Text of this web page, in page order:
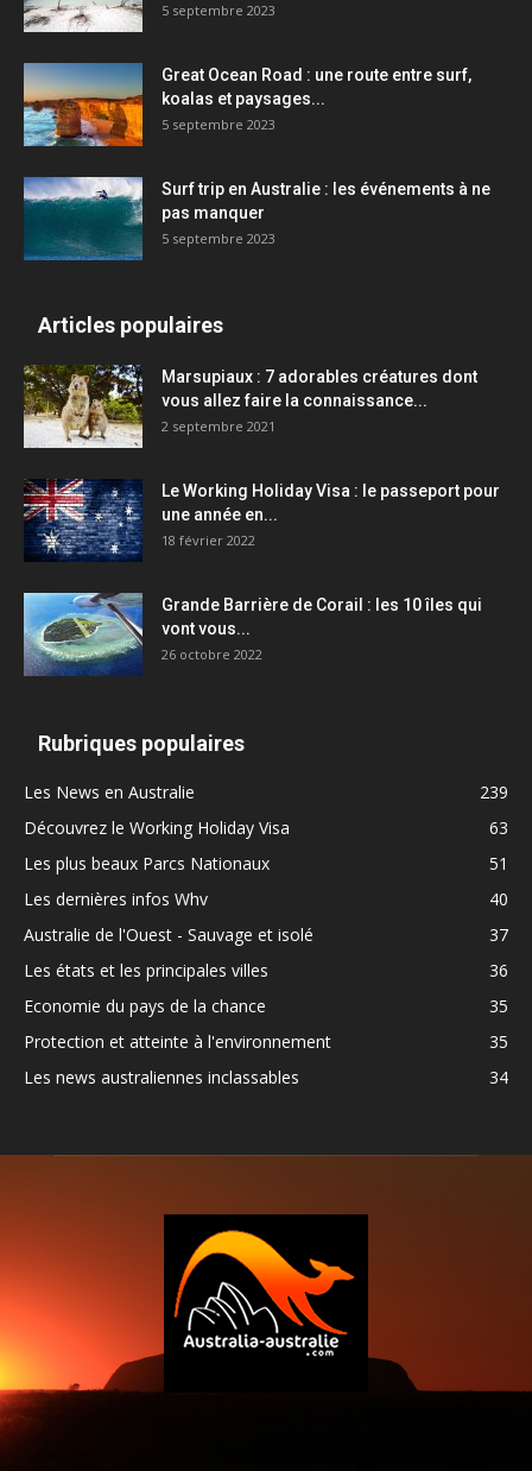
5 septembre 2023
Great Ocean Road : une route entre surf,
koalas et paysages...
5 septembre 2023
Surf trip en Australie : les événements à ne
pas manquer
5 septembre 2023
Articles populaires
Marsupiaux : 7 adorables créatures dont
vous allez faire la connaissance...
2 septembre 2021
Le Working Holiday Visa : le passeport pour
une année en...
18 février 2022
Grande Barrière de Corail : les 10 îles qui
vont vous...
26 octobre 2022
Rubriques populaires
Les News en Australie
239
Découvrez le Working Holiday Visa
63
Les plus beaux Parcs Nationaux
51
Les dernières infos Whv
40
Australie de l'Ouest - Sauvage et isolé
37
Les états et les principales villes
36
Economie du pays de la chance
35
Protection et atteinte à l'environnement
35
Les news australiennes inclassables
34